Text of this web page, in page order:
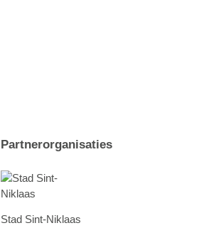
Partnerorganisaties
Stad Sint-Niklaas